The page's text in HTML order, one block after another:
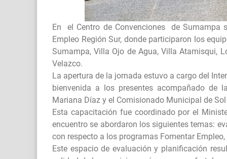
En el Centro de Convenciones de Sumampa
Empleo Región Sur, donde participaron los
Sumampa, Villa Ojo de Agua, Villa Atamisqui,
Velazco.
La apertura de la jornada estuvo a cargo del
bienvenida a los presentes acompañado de
Mariana Díaz y el Comisionado Municipal de
Esta capacitación fue coordinado por el
encuentro se abordaron los siguientes temas:
con respecto a los programas Fomentar
Este espacio de evaluación y planificación